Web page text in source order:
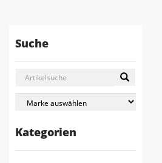
Suche
Kategorien